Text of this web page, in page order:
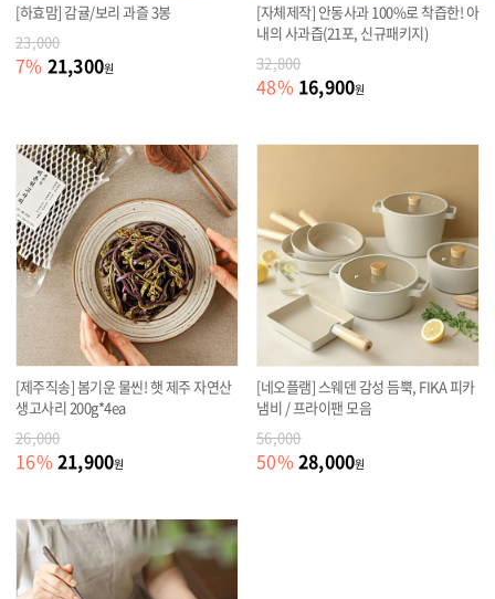
[하효맘] 감귤/보리 과즐 3봉
23,000
7% 21,300원
[자체제작] 안동사과 100%로 착즙한! 아
내의 사과즙(21포, 신규패키지)
32,800
48% 16,900원
[제주직송] 봄기운 물씬! 햇 제주 자연산
생고사리 200g*4ea
26,000
16% 21,900원
[네오플램] 스웨덴 감성 듬뿍, FIKA 피카
냄비 / 프라이팬 모음
56,000
50% 28,000원